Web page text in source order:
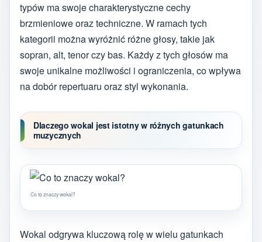
typów ma swoje charakterystyczne cechy
brzmieniowe oraz techniczne. W ramach tych
kategorii można wyróżnić różne głosy, takie jak
sopran, alt, tenor czy bas. Każdy z tych głosów ma
swoje unikalne możliwości i ograniczenia, co wpływa
na dobór repertuaru oraz styl wykonania.
Dlaczego wokal jest istotny w różnych gatunkach
muzycznych
Co to znaczy wokal?
Wokal odgrywa kluczową rolę w wielu gatunkach